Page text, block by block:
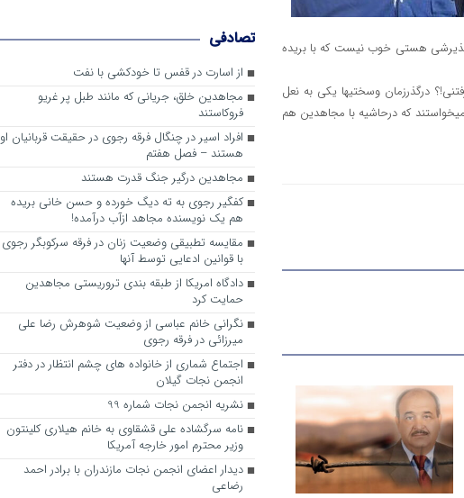
هستی خوب نیست که با بریده
درگذرزمان وسختیها یکی به نعل
که درحاشیه با مجاهدین هم
تصادفی
از اسارت در قفس تا خودکشی با نفت
مجاهدین خلق، جریانی که مانند طبل پر غریو
فروکاستند
افراد اسیر در چنگال فرقه رجوی در حقیقت قربانیان او
هستند – فصل هفتم
مجاهدین درگیر جنگ قدرت هستند
کفگیر رجوی به ته دیگ خورده و حسن خانی بریده
هم یک نویسنده مجاهد ازآب درآمده!
مقایسه تطبیقی وضعیت زنان در فرقه سرکوبگر رجوی
با قوانین ادعایی توسط آنها
دادگاه امریکا از طبقه بندی تروریستی مجاهدین
حمایت کرد
نگرانی خانم عباسی از وضعیت شوهرش رضا علی
میرزائی در فرقه رجوی
اجتماع شماری از خانواده های چشم انتظار در دفتر
انجمن نجات گیلان
نشریه انجمن نجات شماره 99
نامه سرگشاده علی قشقاوی به خانم هیلاری کلینتون
وزیر محترم امور خارجه آمریکا
دیدار اعضای انجمن نجات مازندران با برادر احمد
رضاعی